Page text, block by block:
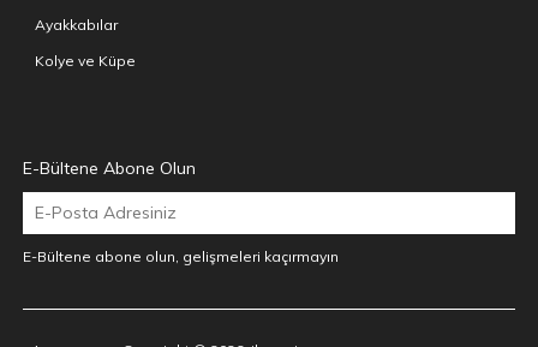
Ayakkabılar
Kolye ve Küpe
E-Bültene Abone Olun
E-Bültene abone olun, gelişmeleri kaçırmayın